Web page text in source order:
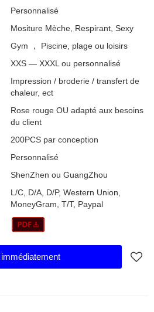
Personnalisé
Mositure Mèche, Respirant, Sexy
Gym ， Piscine, plage ou loisirs
XXS — XXXL ou personnalisé
Impression / broderie / transfert de
chaleur, ect
Rose rouge OU adapté aux besoins
du client
200PCS par conception
Personnalisé
ShenZhen ou GuangZhou
L/C, D/A, D/P, Western Union,
MoneyGram, T/T, Paypal